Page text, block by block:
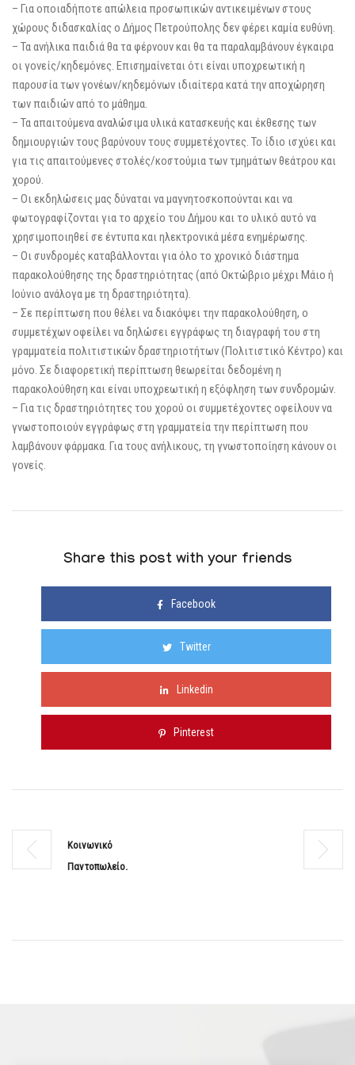
– Για οποιαδήποτε απώλεια προσωπικών αντικειμένων στους
χώρους διδασκαλίας ο Δήμος Πετρούπολης δεν φέρει καμία ευθύνη.
– Τα ανήλικα παιδιά θα τα φέρνουν και θα τα παραλαμβάνουν έγκαιρα
οι γονείς/κηδεμόνες. Επισημαίνεται ότι είναι υποχρεωτική η
παρουσία των γονέων/κηδεμόνων ιδιαίτερα κατά την αποχώρηση
των παιδιών από το μάθημα.
– Τα απαιτούμενα αναλώσιμα υλικά κατασκευής και έκθεσης των
δημιουργιών τους βαρύνουν τους συμμετέχοντες. Το ίδιο ισχύει και
για τις απαιτούμενες στολές/κοστούμια των τμημάτων θεάτρου και
χορού.
– Οι εκδηλώσεις μας δύναται να μαγνητοσκοπούνται και να
φωτογραφίζονται για το αρχείο του Δήμου και το υλικό αυτό να
χρησιμοποιηθεί σε έντυπα και ηλεκτρονικά μέσα ενημέρωσης.
– Οι συνδρομές καταβάλλονται για όλο το χρονικό διάστημα
παρακολούθησης της δραστηριότητας (από Οκτώβριο μέχρι Μάιο ή
Ιούνιο ανάλογα με τη δραστηριότητα).
– Σε περίπτωση που θέλει να διακόψει την παρακολούθηση, ο
συμμετέχων οφείλει να δηλώσει εγγράφως τη διαγραφή του στη
γραμματεία πολιτιστικών δραστηριοτήτων (Πολιτιστικό Κέντρο) και
μόνο. Σε διαφορετική περίπτωση θεωρείται δεδομένη η
παρακολούθηση και είναι υποχρεωτική η εξόφληση των συνδρομών.
– Για τις δραστηριότητες του χορού οι συμμετέχοντες οφείλουν να
γνωστοποιούν εγγράφως στη γραμματεία την περίπτωση που
λαμβάνουν φάρμακα. Για τους ανήλικους, τη γνωστοποίηση κάνουν οι
γονείς.
Share this post with your friends
Facebook
Twitter
Linkedin
Pinterest
Κοινωνικό
Παντοπωλείο.